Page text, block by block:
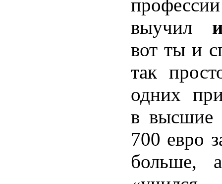
выучил
вот ты и
так
одних
в высшие
700 евро
больше,